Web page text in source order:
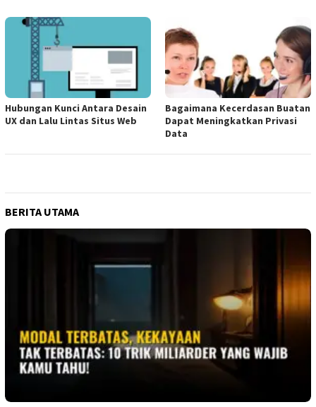
Hubungan Kunci Antara Desain
UX dan Lalu Lintas Situs Web
Bagaimana Kecerdasan Buatan
Dapat Meningkatkan Privasi
Data
BERITA UTAMA